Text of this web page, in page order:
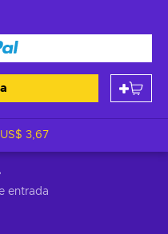
US$ 3,67
entrada